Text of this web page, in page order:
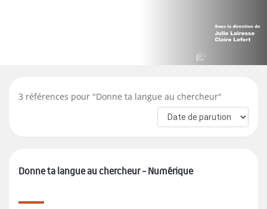
3 références pour "Donne ta langue au chercheur"
Donne ta langue au chercheur - Numérique